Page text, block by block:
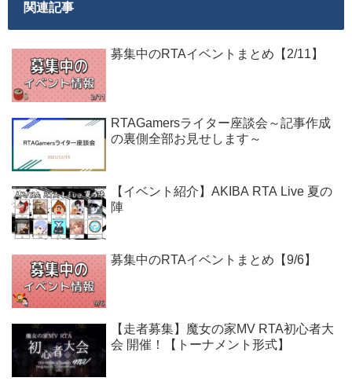
関連記事
募集中のRTAイベントまとめ【2/11】
RTAGamersライター座談会～記事作成
の裏側全部お見せします～
【イベント紹介】AKIBA RTA Live 夏の
陣
募集中のRTAイベントまとめ【9/6】
【走者募集】魔女の家MV RTA初心者大
会 開催！【トーナメント形式】